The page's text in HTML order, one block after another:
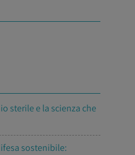
sterile e la scienza che
sostenibile: